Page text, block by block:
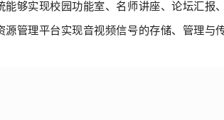
够实现校园功能室、名师讲座、论坛汇报、
管理平台实现音视频信号的存储、管理与